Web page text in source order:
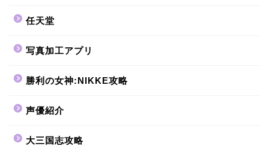
任天堂
写真加工アプリ
勝利の女神:NIKKE攻略
声優紹介
大三国志攻略